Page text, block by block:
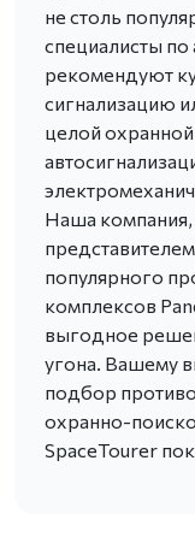
не столь
специалисты
рекомендуют
сигнализацию
целой
Наша
популярного
комплексов
выгодное
угона. Вашему
подбор
охранно-
SpaceTourer